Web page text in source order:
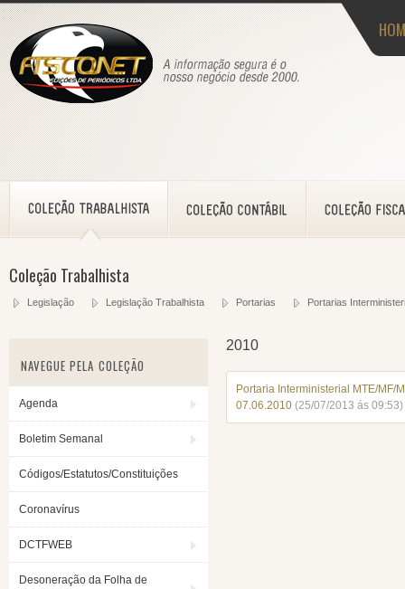
Coleção Trabalhista
Legislação Legislação Trabalhista Portarias Portarias
NAVEGUE PELA COLEÇÃO
Agenda
Boletim Semanal
Códigos/Estatutos/Constituições
Coronavírus
DCTFWEB
Desoneração da Folha de
2010
Portaria Interministerial MTE/MF/
07.06.2010 (25/07/2013 ás 09:53)